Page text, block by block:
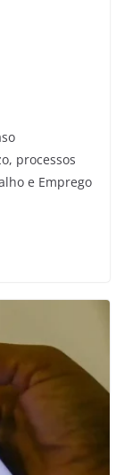
processos
e Emprego